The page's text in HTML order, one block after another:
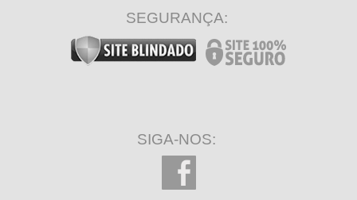
SEGURANÇA:
SIGA-NOS: